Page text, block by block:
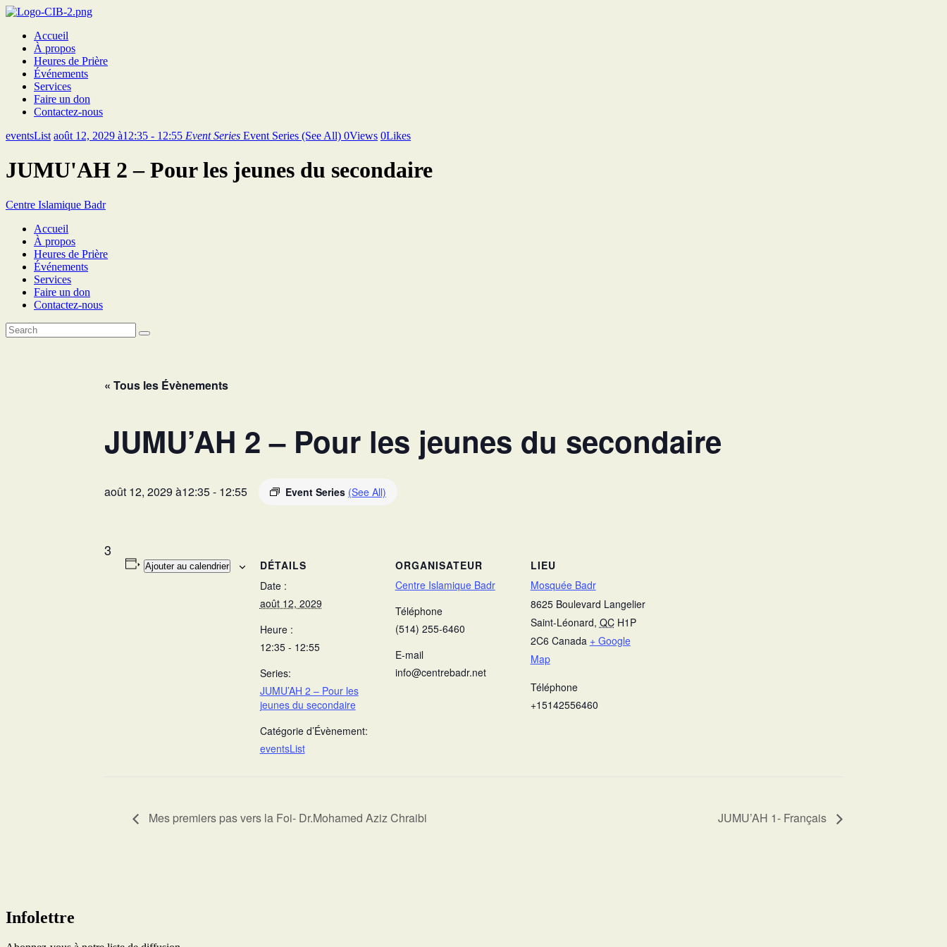
Accueil
À propos
Heures de Prière
Événements
Services
Faire un don
Contactez-nous
eventsList août 12, 2029 à12:35 - 12:55 Event Series Event Series (See All) 0Views 0Likes
JUMU'AH 2 – Pour les jeunes du secondaire
Centre Islamique Badr
Accueil
À propos
Heures de Prière
Événements
Services
Faire un don
Contactez-nous
« Tous les Évènements
JUMU’AH 2 – Pour les jeunes du secondaire
août 12, 2029 à12:35- 12:55 Event Series (See All)
3
Ajouter au calendrier
DÉTAILS
Date :
août 12, 2029
Heure :
12:35 - 12:55
Series:
JUMU’AH 2 – Pour les
jeunes du secondaire
Catégorie d’Évènement:
eventsList
ORGANISATEUR
Centre Islamique Badr
Téléphone
(514) 255-6460
E-mail
info@centrebadr.net
LIEU
Mosquée Badr
8625 Boulevard Langelier
Saint-Léonard, QC H1P
2C6 Canada + Google
Map
Téléphone
+15142556460
Mes premiers pas vers la Foi- Dr.Mohamed Aziz Chraibi JUMU’AH 1- Français
Infolettre